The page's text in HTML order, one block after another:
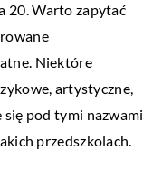
20. Warto zapytać
Niektóre
artystyczne,
pod tymi nazwami
przedszkolach.